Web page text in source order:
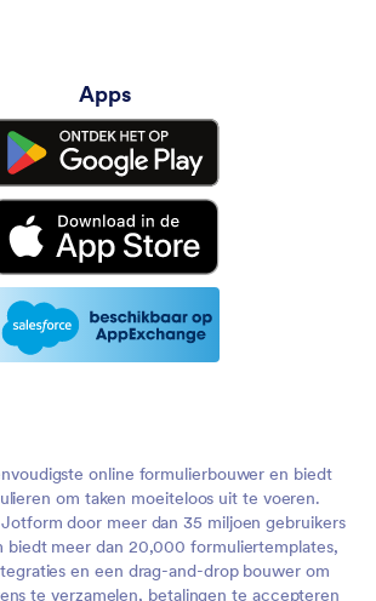
Apps
online formulierbouwer en biedt
om taken moeiteloos uit te voeren.
door meer dan 35 miljoen gebruikers
biedt meer dan 20,000 formuliertemplates,
en een drag-and-drop bouwer om
te verzamelen, betalingen te accepteren